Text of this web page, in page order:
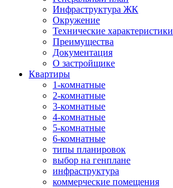
Инфраструктура ЖК
Окружение
Технические характеристики
Преимущества
Документация
О застройщике
Квартиры
1-комнатные
2-комнатные
3-комнатные
4-комнатные
5-комнатные
6-комнатные
типы планировок
выбор на генплане
инфраструктура
коммерческие помещения